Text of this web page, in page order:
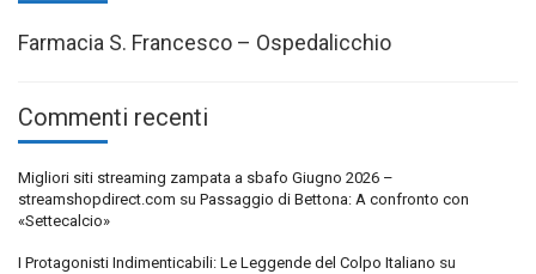
Farmacia S. Francesco – Ospedalicchio
Commenti recenti
Migliori siti streaming zampata a sbafo Giugno 2026 –
streamshopdirect.com su Passaggio di Bettona: A confronto con
«Settecalcio»
I Protagonisti Indimenticabili: Le Leggende del Colpo Italiano su